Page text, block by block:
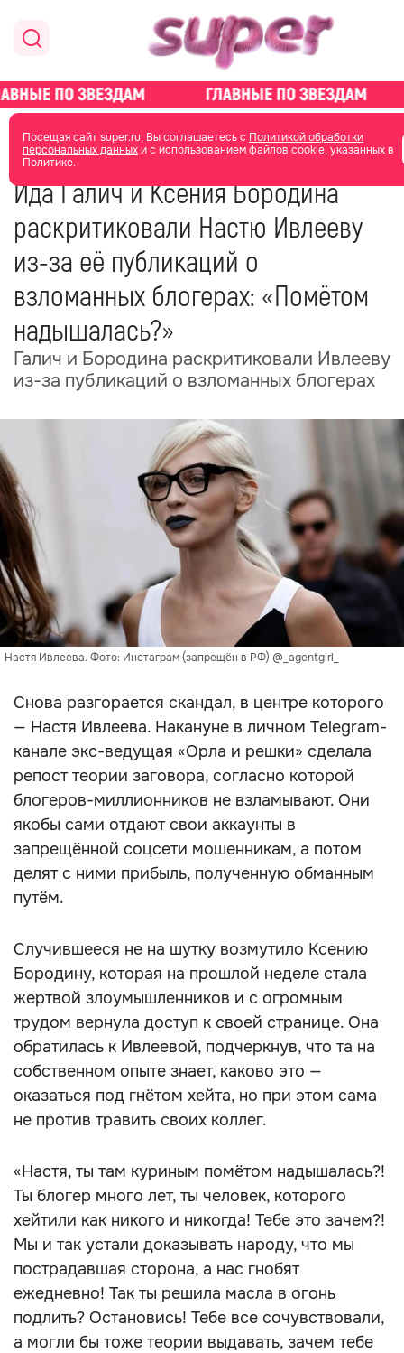
Посещая сайт super.ru, Вы соглашаетесь с Политикой обработки
персональных данныхи с использованием файлов cookie, указанных в
Политике.
главная новости о звездах новости
24 октября 2025
Ида Галич и Ксения Бородина
раскритиковали Настю Ивлееву
из-за её публикаций о
взломанных блогерах: «Помётом
надышалась?»
Галич и Бородина раскритиковали Ивлееву
из-за публикаций о взломанных блогерах
Настя Ивлеева. Фото: Инстаграм (запрещён в РФ) @_agentgirl_
Снова разгорается скандал, в центре которого
— Настя Ивлеева. Накануне в личном Telegram-
канале экс-ведущая «Орла и решки» сделала
репост теории заговора, согласно которой
блогеров-миллионников не взламывают. Они
якобы сами отдают свои аккаунты в
запрещённой соцсети мошенникам, а потом
делят с ними прибыль, полученную обманным
путём.
Случившееся не на шутку возмутило Ксению
Бородину, которая на прошлой неделе стала
жертвой злоумышленников и с огромным
трудом вернула доступ к своей странице. Она
обратилась к Ивлеевой, подчеркнув, что та на
собственном опыте знает, каково это —
оказаться под гнётом хейта, но при этом сама
не против травить своих коллег.
«Настя, ты там куриным помётом надышалась?!
Ты блогер много лет, ты человек, которого
хейтили как никого и никогда! Тебе это зачем?!
Мы и так устали доказывать народу, что мы
пострадавшая сторона, а нас гнобят
ежедневно! Так ты решила масла в огонь
подлить? Остановись! Тебе все сочувствовали,
а могли бы тоже теории выдавать, зачем тебе